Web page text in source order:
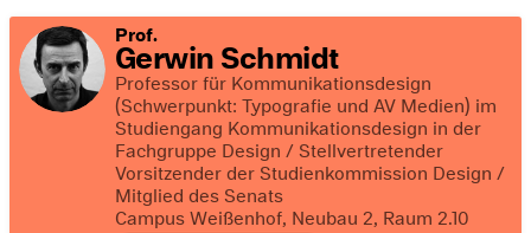
Prof.
Gerwin Schmidt
Professor für Kommunikationsdesign
(Schwerpunkt: Typografie und AV Medien) im
Studiengang Kommunikationsdesign in der
Fachgruppe Design / Stellvertretender
Vorsitzender der Studienkommission Design /
Mitglied des Senats
Campus Weißenhof, Neubau 2, Raum 2.10